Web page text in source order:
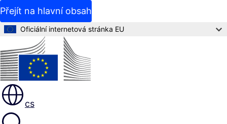
Přejít na hlavní obsah
Oficiální internetová stránka EU
cs